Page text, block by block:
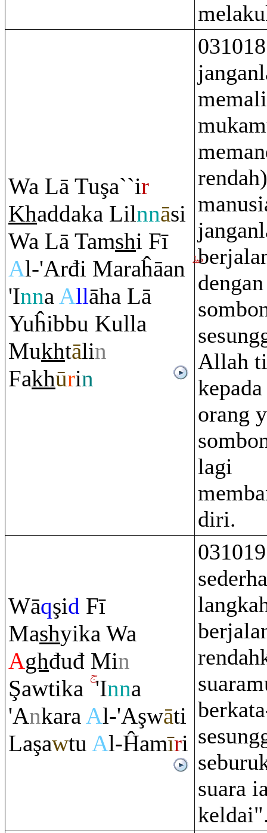
Wa Lā Tuşa``ir
Khaddaka Lilnnāsi
Wa Lā Tamshi Fī
Al-'Arđi Maraĥāan
'InnaAllāha Lā
Yuĥibbu Kulla
Mukhtālin
Fakhūrin
Allah
orang
lagi
diri.
Wāqşid Fī
Mashyika Wa
Aghđuđ Min
Şawtika 'Inna
'AnkaraAl-'Aşwāti
Laşawtu Al-Ĥamīri
suara